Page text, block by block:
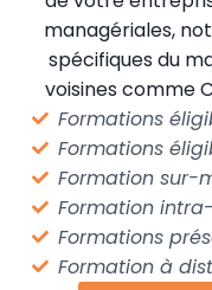
managériales,
spécifiques du
voisines comme
Formations
Formations
Formation sur-
Formation
Formations
Formation à